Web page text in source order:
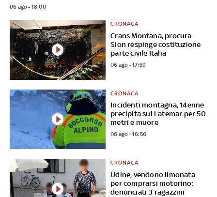
06 ago - 18:00
Crans Montana, procura
Sion respinge costituzione
parte civile Italia
CRONACA
06 ago - 17:59
Incidenti montagna, 14enne
precipita sul Latemar per 50
metri e muore
CRONACA
06 ago - 16:56
Udine, vendono limonata
per comprarsi motorino:
denunciati 3 ragazzini
CRONACA